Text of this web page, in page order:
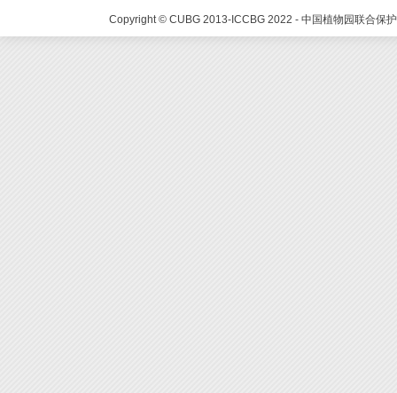
Copyright © CUBG 2013-ICCBG 2022 - 中国植物园联合保